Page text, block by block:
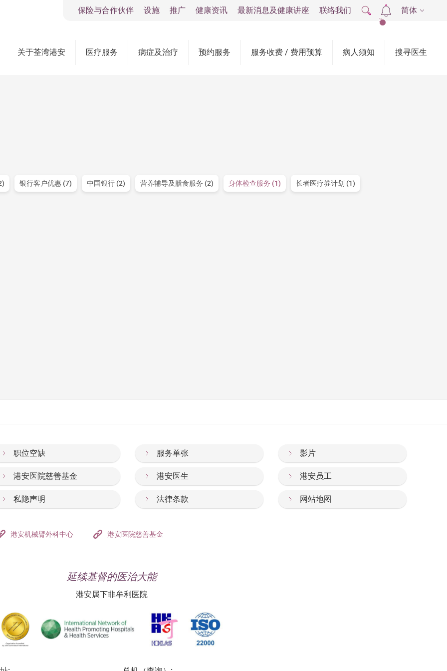
关于荃湾港安 医疗服务 病症及治疗 预约服务 服务收费 / 费用预算 病人须知 搜寻医生
保险与合作伙伴 设施 推广 健康资讯 最新消息及健康讲座 联络我们
2
简体
银行客户优惠 (7) 中国银行 (2) 营养辅导及膳食服务 (2) 身体检查服务 (1) 长者医疗券计划 (1)
职位空缺 服务单张 影片
港安医院慈善基金 港安医生 港安员工
私隐声明 法律条款 网站地图
港安机械臂外科中心 港安医院慈善基金
延续基督的医治大能
港安属下非牟利医院